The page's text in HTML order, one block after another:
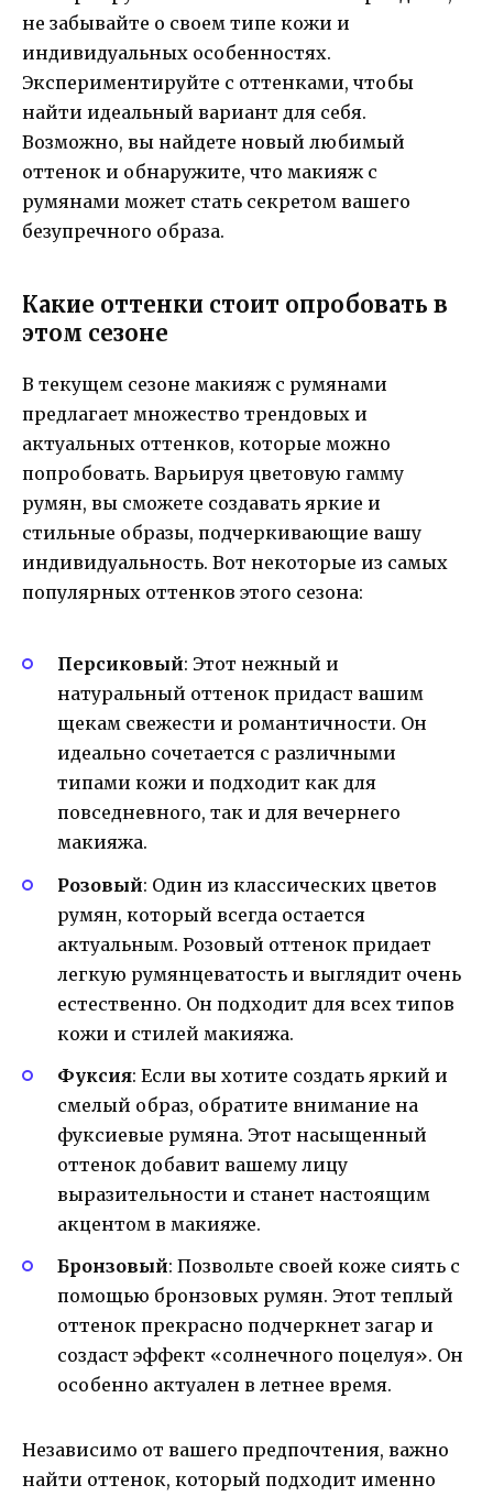
не забывайте о своем типе кожи и
индивидуальных особенностях.
Экспериментируйте с оттенками, чтобы
найти идеальный вариант для себя.
Возможно, вы найдете новый любимый
оттенок и обнаружите, что макияж с
румянами может стать секретом вашего
безупречного образа.
Какие оттенки стоит опробовать в
этом сезоне
В текущем сезоне макияж с румянами
предлагает множество трендовых и
актуальных оттенков, которые можно
попробовать. Варьируя цветовую гамму
румян, вы сможете создавать яркие и
стильные образы, подчеркивающие вашу
индивидуальность. Вот некоторые из самых
популярных оттенков этого сезона:
Персиковый: Этот нежный и
натуральный оттенок придаст вашим
щекам свежести и романтичности. Он
идеально сочетается с различными
типами кожи и подходит как для
повседневного, так и для вечернего
макияжа.
Розовый: Один из классических цветов
румян, который всегда остается
актуальным. Розовый оттенок придает
легкую румянцеватость и выглядит очень
естественно. Он подходит для всех типов
кожи и стилей макияжа.
Фуксия: Если вы хотите создать яркий и
смелый образ, обратите внимание на
фуксиевые румяна. Этот насыщенный
оттенок добавит вашему лицу
выразительности и станет настоящим
акцентом в макияже.
Бронзовый: Позвольте своей коже сиять с
помощью бронзовых румян. Этот теплый
оттенок прекрасно подчеркнет загар и
создаст эффект «солнечного поцелуя». Он
особенно актуален в летнее время.
Независимо от вашего предпочтения, важно
найти оттенок, который подходит именно